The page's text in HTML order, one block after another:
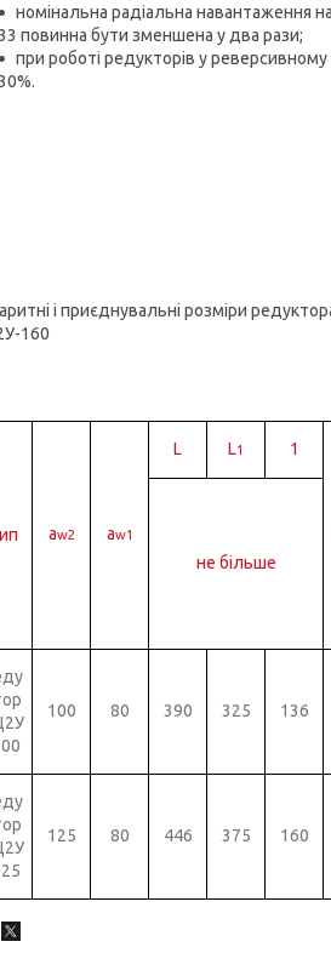
номінальна радіальна навантаження
повинна бути зменшена у два рази;
при роботі редукторів у
і приєднувальні розміри
160
аw2 aw1
L L1 1
не більше
100 80 390 325 136
125 80 446 375 160